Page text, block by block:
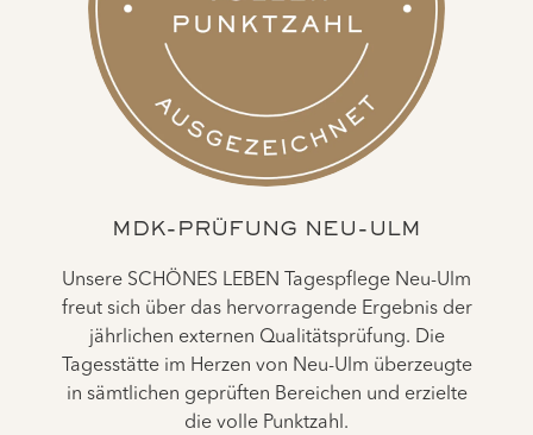
MDK-PRÜFUNG NEU-ULM
Unsere SCHÖNES LEBEN Tagespflege Neu-Ulm
freut sich über das hervorragende Ergebnis der
jährlichen externen Qualitätsprüfung. Die
Tagesstätte im Herzen von Neu-Ulm überzeugte
in sämtlichen geprüften Bereichen und erzielte
die volle Punktzahl.